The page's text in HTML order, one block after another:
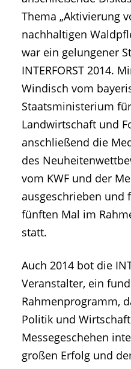
Thema „Aktivierung
nachhaltigen
war ein gelungener
INTERFORST 2014.
Windisch vom
Staatsministerium
Landwirtschaft und
anschließend die
des
vom KWF und der
ausgeschrieben und
fünften Mal im
statt.
Auch 2014 bot die
Veranstalter, ein
Rahmenprogramm,
Politik und
Messegeschehen
großen Erfolg und